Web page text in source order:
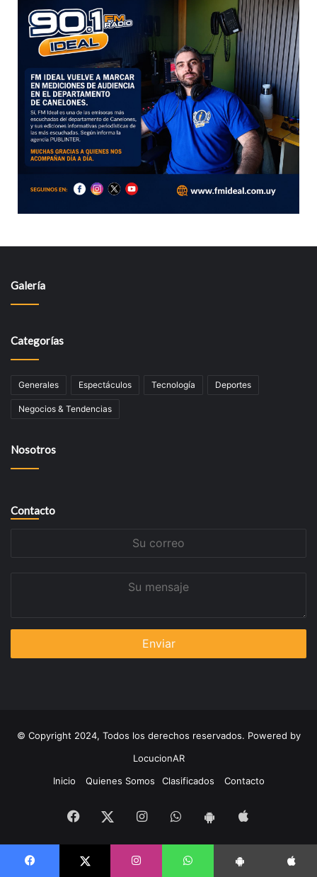
Galería
Categorías
Generales Espectáculos Tecnologí­a Deportes
Negocios & Tendencias
Nosotros
Contacto
© Copyright 2024, Todos los derechos reservados. Powered by
LocucionAR
Inicio
Quienes Somos Clasificados Contacto
Facebook
TwitterInstagramWhatsapp
iOS